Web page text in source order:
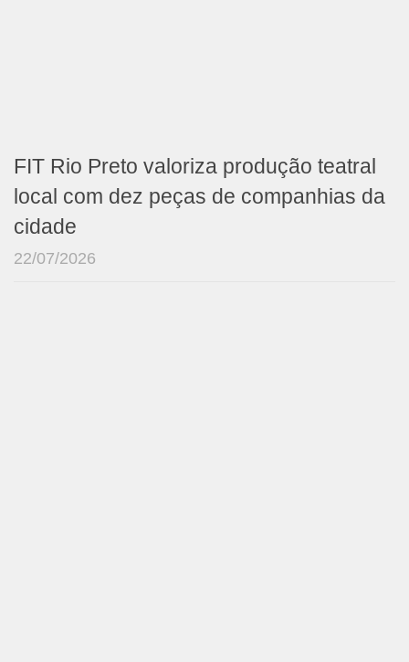
FIT Rio Preto valoriza produção teatral
local com dez peças de companhias da
cidade
22/07/2026